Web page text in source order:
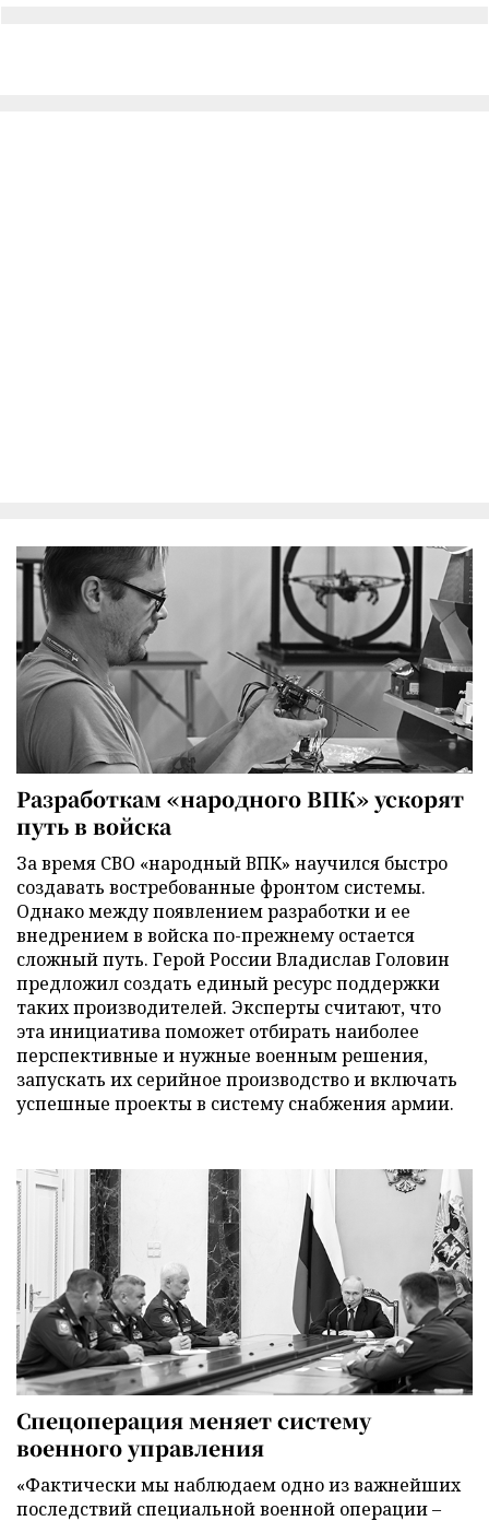
Разработкам «народного ВПК» ускорят
путь в войска
За время СВО «народный ВПК» научился быстро
создавать востребованные фронтом системы.
Однако между появлением разработки и ее
внедрением в войска по-прежнему остается
сложный путь. Герой России Владислав Головин
предложил создать единый ресурс поддержки
таких производителей. Эксперты считают, что
эта инициатива поможет отбирать наиболее
перспективные и нужные военным решения,
запускать их серийное производство и включать
успешные проекты в систему снабжения армии.
Спецоперация меняет систему
военного управления
«Фактически мы наблюдаем одно из важнейших
последствий специальной военной операции –